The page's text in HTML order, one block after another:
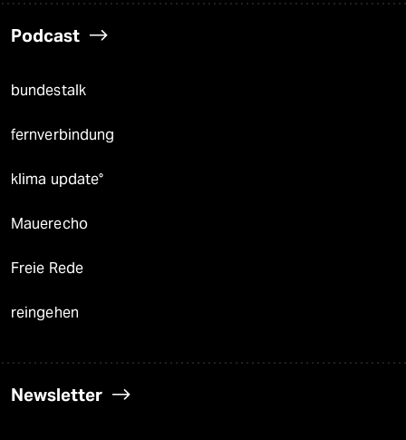
Podcast
bundestalk
fernverbindung
klima update°
Mauerecho
Freie Rede
reingehen
Newsletter